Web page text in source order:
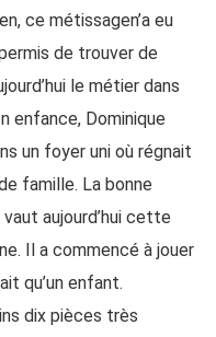
ce métissagen’a eu
de trouver de
le métier dans
enfance, Dominique
un foyer uni où régnait
famille. La bonne
vaut aujourd’hui cette
Il a commencé à jouer
qu’un enfant.
dix pièces très